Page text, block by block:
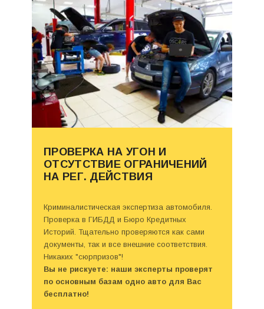
ПРОВЕРКА НА УГОН И
ОТСУТСТВИЕ ОГРАНИЧЕНИЙ
НА РЕГ. ДЕЙСТВИЯ
Криминалистическая экспертиза автомобиля.
Проверка в ГИБДД и Бюро Кредитных
Историй. Тщательно проверяются как сами
документы, так и все внешние соответствия.
Никаких "сюрпризов"!
Вы не рискуете: наши эксперты проверят
по основным базам одно авто для Вас
бесплатно!